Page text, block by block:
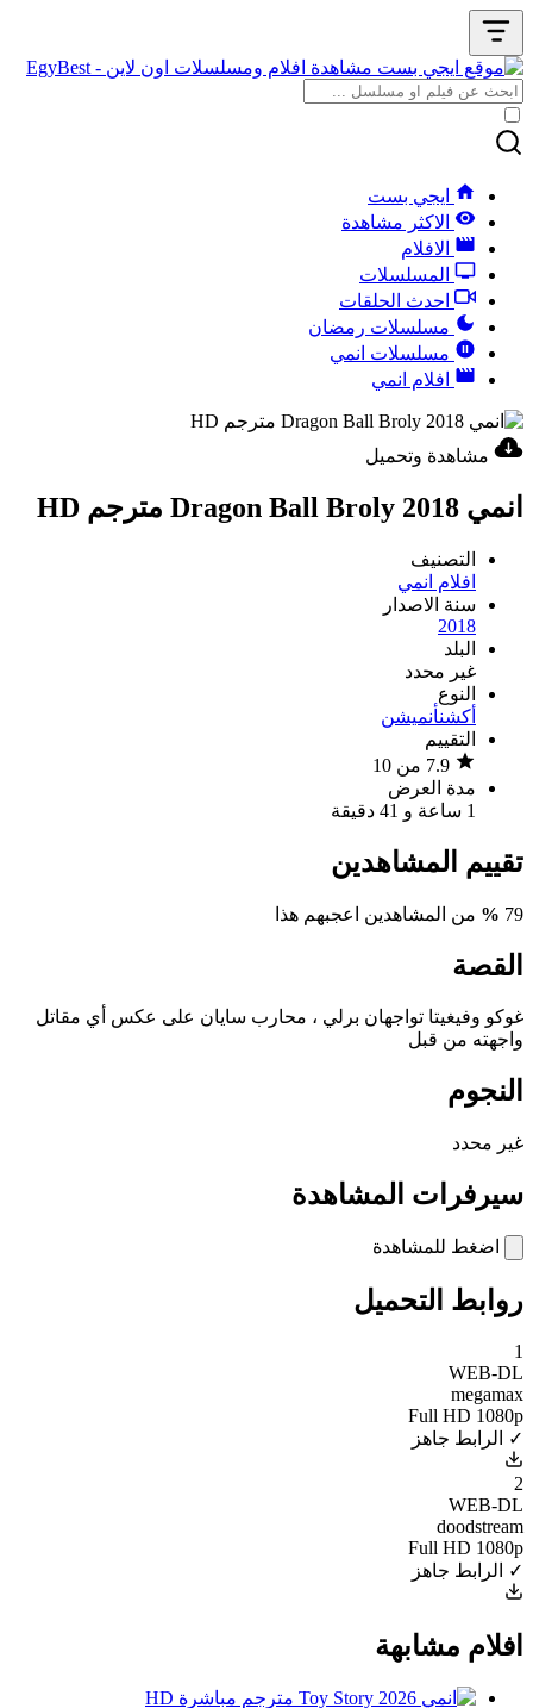
ايجي بست
الاكثر مشاهدة
الافلام
المسلسلات
احدث الحلقات
مسلسلات رمضان
مسلسلات انمي
افلام انمي
مشاهدة وتحميل
انمي Dragon Ball Broly 2018 مترجم HD
التصنيف
افلام انمي
سنة الاصدار
2018
البلد
غير محدد
النوع
أكشنأنميشن
التقييم
مدة العرض
1 ساعة و 41 دقيقة
تقييم المشاهدين
79
% من المشاهدين اعجبهم هذا
القصة
غوكو وفيغيتا تواجهان برلي ، محارب سايان على عكس أي مقاتل
واجهته من قبل
النجوم
غير محدد
سيرفرات المشاهدة
اضغط للمشاهدة
روابط التحميل
1
WEB-DL
megamax
Full HD 1080p
✓ الرابط جاهز
2
WEB-DL
doodstream
Full HD 1080p
✓ الرابط جاهز
افلام مشابهة